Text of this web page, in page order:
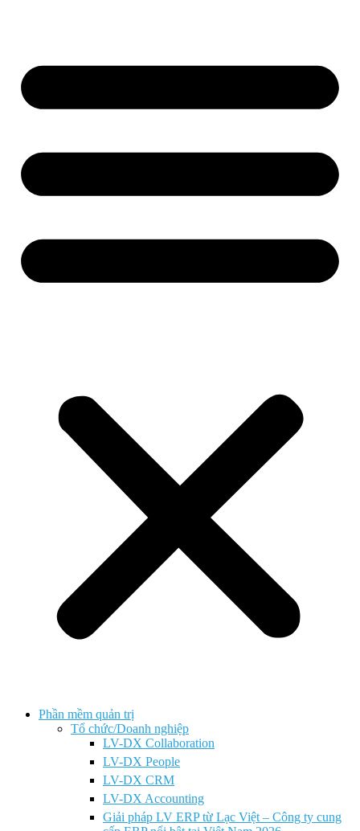
Phần mềm quản trị
Tổ chức/Doanh nghiệp
LV-DX Collaboration
LV-DX People
LV-DX CRM
LV-DX Accounting
Giải pháp LV ERP từ Lạc Việt – Công ty cung